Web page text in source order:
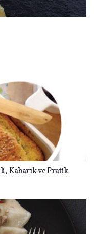
Kabarık ve Pratik